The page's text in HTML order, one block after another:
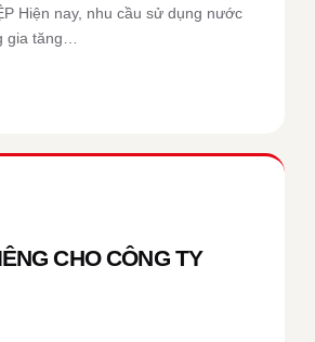
Hiện nay, nhu cầu sử dụng nước
gia tăng…
CHO CÔNG TY